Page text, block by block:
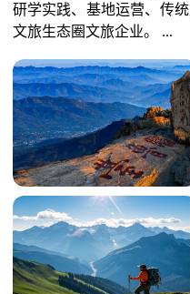
研学实践、基地运营、传
文旅生态圈文旅企业。 ...